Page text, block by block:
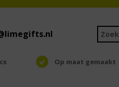
Op maat gemaakt